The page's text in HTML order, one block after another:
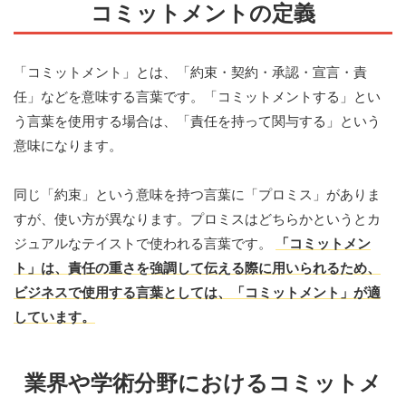
コミットメントの定義
「コミットメント」とは、「約束・契約・承認・宣言・責
任」などを意味する言葉です。「コミットメントする」とい
う言葉を使用する場合は、「責任を持って関与する」という
意味になります。
同じ「約束」という意味を持つ言葉に「プロミス」がありま
すが、使い方が異なります。プロミスはどちらかというとカ
ジュアルなテイストで使われる言葉です。
「コミットメン
ト」は、責任の重さを強調して伝える際に用いられるため、
ビジネスで使用する言葉としては、「コミットメント」が適
しています。
業界や学術分野におけるコミットメ